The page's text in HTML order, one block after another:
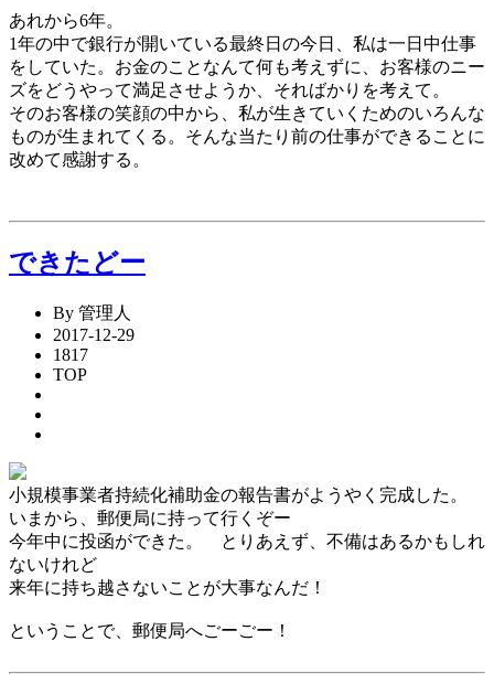
あれから6年。
1年の中で銀行が開いている最終日の今日、私は一日中仕事
をしていた。お金のことなんて何も考えずに、お客様のニー
ズをどうやって満足させようか、そればかりを考えて。
そのお客様の笑顔の中から、私が生きていくためのいろんな
ものが生まれてくる。そんな当たり前の仕事ができることに
改めて感謝する。
できたどー
By 管理人
2017-12-29
1817
TOP
小規模事業者持続化補助金の報告書がようやく完成した。
いまから、郵便局に持って行くぞー
今年中に投函ができた。 とりあえず、不備はあるかもしれ
ないけれど
来年に持ち越さないことが大事なんだ！
ということで、郵便局へごーごー！